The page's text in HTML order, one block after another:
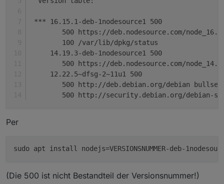
*** 16.15.1-deb-1nodesource1 500
500 https://deb.nodesource.com/
        100 /var/lib/dpkg/status
     14.19.3-deb-1nodesource1 500
500 https://deb.nodesource.com/
     12.22.5~dfsg-2~11u1 500
500 http://deb.debian.org/debian
500 http://security.debian.org/debian-
Per
(Die 500 ist nicht Bestandteil der Versionsnummer!)